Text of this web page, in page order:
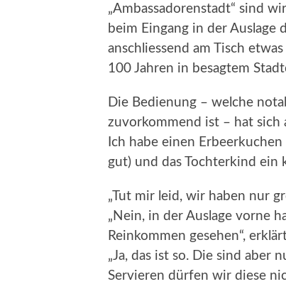
„Ambassadorenstadt“ sind
beim Eingang in der Auslage
anschliessend am Tisch
100 Jahren in besagtem
Die Bedienung – welche
zuvorkommend ist – hat
Ich habe einen
gut) und das Tochterkind ein
„Tut mir leid, wir haben nur
„Nein, in der Auslage vorne
Reinkommen gesehen“,
„Ja, das ist so. Die sind aber
Servieren dürfen wir diese